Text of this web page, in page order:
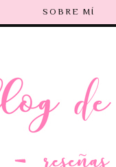
SOBRE MÍ